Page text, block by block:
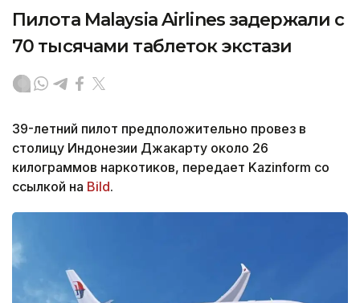
Пилота Malaysia Airlines задержали с
70 тысячами таблеток экстази
39-летний пилот предположительно провез в
столицу Индонезии Джакарту около 26
килограммов наркотиков, передает Kazinform со
ссылкой на Bild.